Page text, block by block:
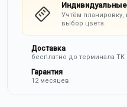
Учтём планировку,
выбор цвета.
Доставка
бесплатно до терминала ТК
Гарантия
12 месяцев